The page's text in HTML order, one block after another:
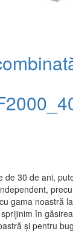
de 30 de ani,
gama noastră
în
și pentru